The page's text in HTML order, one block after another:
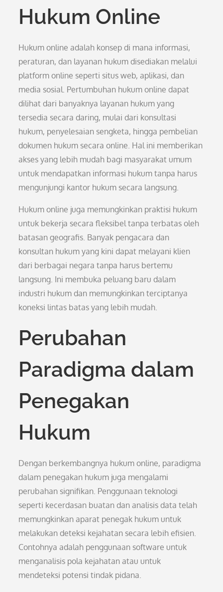
Hukum Online
Hukum online adalah konsep di mana informasi,
peraturan, dan layanan hukum disediakan melalui
platform online seperti situs web, aplikasi, dan
media sosial. Pertumbuhan hukum online dapat
dilihat dari banyaknya layanan hukum yang
tersedia secara daring, mulai dari konsultasi
hukum, penyelesaian sengketa, hingga pembelian
dokumen hukum secara online. Hal ini memberikan
akses yang lebih mudah bagi masyarakat umum
untuk mendapatkan informasi hukum tanpa harus
mengunjungi kantor hukum secara langsung.
Hukum online juga memungkinkan praktisi hukum
untuk bekerja secara fleksibel tanpa terbatas oleh
batasan geografis. Banyak pengacara dan
konsultan hukum yang kini dapat melayani klien
dari berbagai negara tanpa harus bertemu
langsung. Ini membuka peluang baru dalam
industri hukum dan memungkinkan terciptanya
koneksi lintas batas yang lebih mudah.
Perubahan
Paradigma dalam
Penegakan
Hukum
Dengan berkembangnya hukum online, paradigma
dalam penegakan hukum juga mengalami
perubahan signifikan. Penggunaan teknologi
seperti kecerdasan buatan dan analisis data telah
memungkinkan aparat penegak hukum untuk
melakukan deteksi kejahatan secara lebih efisien.
Contohnya adalah penggunaan software untuk
menganalisis pola kejahatan atau untuk
mendeteksi potensi tindak pidana.